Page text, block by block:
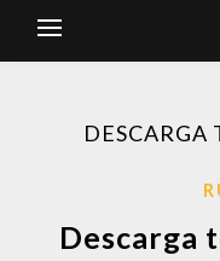
DESCARGA
Descarga